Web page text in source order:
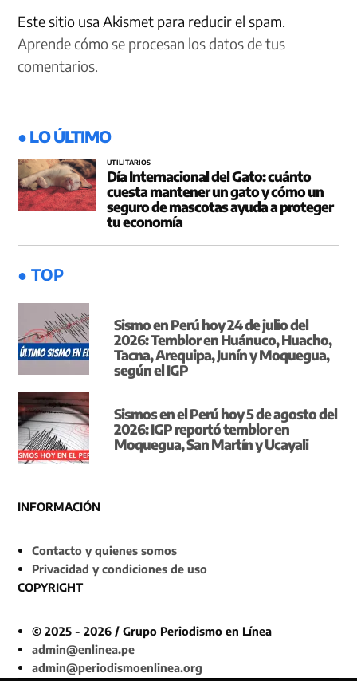
Este sitio usa Akismet para reducir el spam.
Aprende cómo se procesan los datos de tus
comentarios.
● LO ÚLTIMO
UTILITARIOS
Día Internacional del Gato: cuánto
cuesta mantener un gato y cómo un
seguro de mascotas ayuda a proteger
tu economía
● TOP
Sismo en Perú hoy 24 de julio del
2026: Temblor en Huánuco, Huacho,
Tacna, Arequipa, Junín y Moquegua,
según el IGP
Sismos en el Perú hoy 5 de agosto del
2026: IGP reportó temblor en
Moquegua, San Martín y Ucayali
INFORMACIÓN
Contacto y quienes somos
Privacidad y condiciones de uso
COPYRIGHT
© 2025 - 2026 / Grupo Periodismo en Línea
admin@enlinea.pe
admin@periodismoenlinea.org